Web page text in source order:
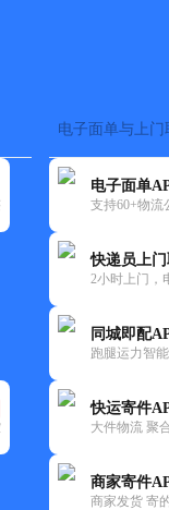
电子面单与上门
电子面单
支持60+物流
快递员上
2小时上门，
同城即配
跑腿运力智
快运寄件
大件物流 聚
商家寄件
商家发货 寄
快递时效